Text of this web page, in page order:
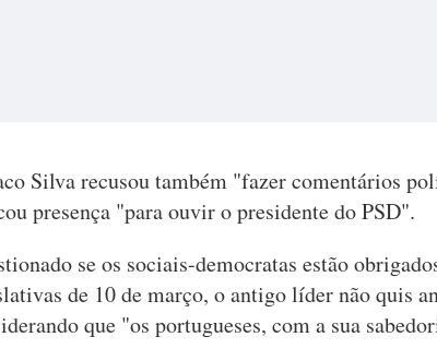
Silva recusou também "fazer comentários
presença "para ouvir o presidente do PSD".
se os sociais-democratas estão
de 10 de março, o antigo líder não quis
que "os portugueses, com a sua